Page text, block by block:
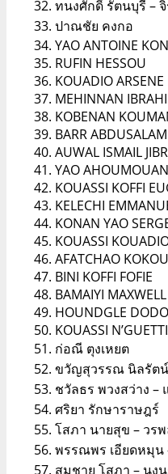
ทนงศักดิ์ รัตนบุรี –
ปาณชัย คงกอ
YAO ANTOINE
RUFIN HESSOU
KOUADIO ARSENE
MEHINNAN
KOBENAN
BARR
AUWAL ISMAIL
YAO
KOUASSI KOFFI
KELECHI
KONAN YAO
KOUASSI
AFATCHAO
BINI KOFFI FOFIE
BAMAIYI MAXWELL
HOUNDGLE
KOUASSI
ก่อณี ตุงเหยต
ขวัญสุวรรณ นิลรัตน์
ชวัลธร พวงสว่าง –
ศริยา รักษาราษฎร์
โสภา นายสุข – วร
พรรณพร เอียดหมุน
สมชาย โสภา – นง